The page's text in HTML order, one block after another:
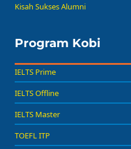
Kisah Sukses Alumni
Program Kobi
IELTS Prime
IELTS Offline
IELTS Master
TOEFL ITP